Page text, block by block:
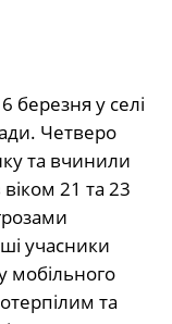
березня у селі
Четверо
та вчинили
21 та 23
учасники
мобільного
та